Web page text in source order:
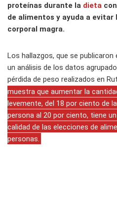
proteínas durante la dieta
de alimentos y ayuda a evitar
corporal magra.
Los hallazgos, que se publicaron
un análisis de los datos
pérdida de peso realizados en
muestra que aumentar la
levemente, del 18 por ciento de
persona al 20 por ciento, tiene
calidad de las elecciones de
personas.